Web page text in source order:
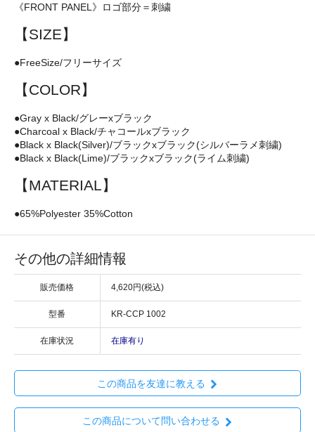
《FRONT PANEL》ロゴ部分＝刺繍
【SIZE】
●FreeSize/フリーサイズ
【COLOR】
●Gray x Black/グレーxブラック
●Charcoal x Black/チャコールxブラック
●Black x Black(Silver)/ブラックxブラック(シルバーラメ刺繍)
●Black x Black(Lime)/ブラックxブラック(ライム刺繍)
【MATERIAL】
●65%Polyester 35%Cotton
その他の詳細情報
販売価格 4,620円(税込)
型番 KR-CCP 1002
在庫状況 在庫有り
この商品を友達に教える
この商品について問い合わせる